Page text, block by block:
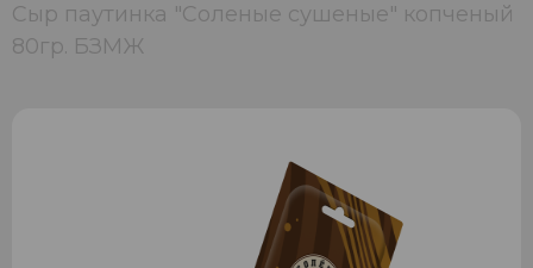
Сыр паутинка "Соленые сушеные" копченый
80гр. БЗМЖ